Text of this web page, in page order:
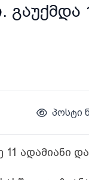
პოსტი
ადამიანი